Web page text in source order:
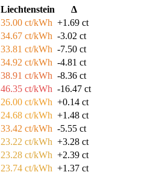
Liechtenstein
Δ
35.00 ct/kWh +1.69 ct
34.67 ct/kWh -3.02 ct
33.81 ct/kWh -7.50 ct
34.92 ct/kWh -4.81 ct
38.91 ct/kWh -8.36 ct
46.35 ct/kWh -16.47 ct
26.00 ct/kWh +0.14 ct
24.68 ct/kWh +1.48 ct
33.42 ct/kWh -5.55 ct
23.22 ct/kWh +3.28 ct
23.28 ct/kWh +2.39 ct
23.74 ct/kWh +1.37 ct